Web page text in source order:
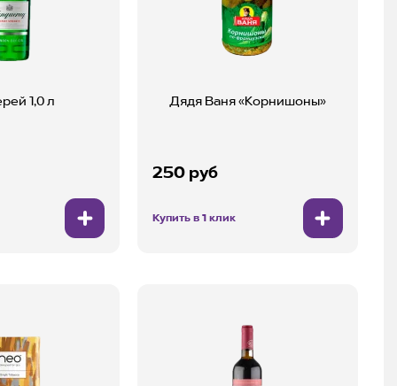
1,0 л Дядя Ваня «Корнишоны»
250 руб
Купить в 1 клик